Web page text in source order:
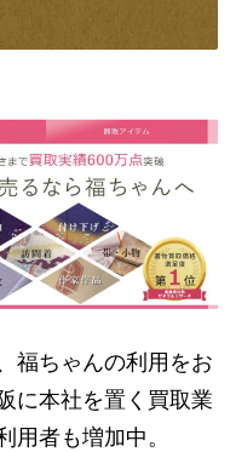
福ちゃんの利用をお
に本社を置く買取業
用者も増加中。